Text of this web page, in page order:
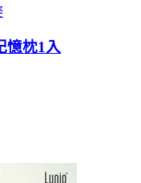
憶枕1入